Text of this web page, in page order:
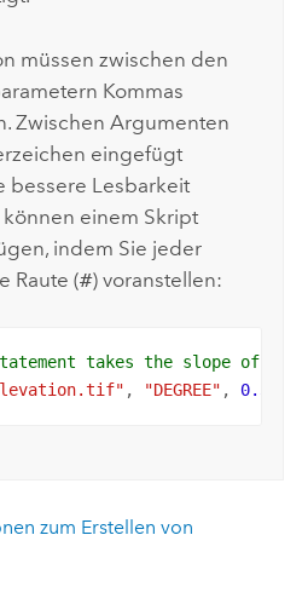
müssen zwischen den
Kommas
Zwischen Argumenten
eingefügt
bessere Lesbarkeit
einem Skript
indem Sie jeder
Raute (#) voranstellen:
takes the slope of
, "DEGREE" , 0.3043
zum Erstellen von